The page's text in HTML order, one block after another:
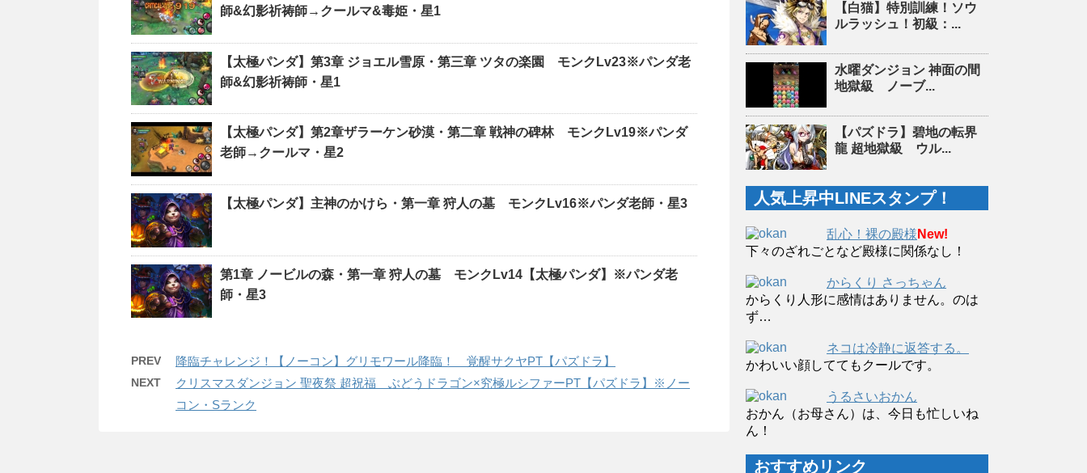
師&幻影祈祷師→クールマ&毒姫・星1
【太極パンダ】第3章 ジョエル雪原・第三章 ツタの楽園 モンクLv23※パンダ老
師&幻影祈祷師・星1
【太極パンダ】第2章ザラーケン砂漠・第二章 戦神の碑林 モンクLv19※パンダ
老師→クールマ・星2
【太極パンダ】主神のかけら・第一章 狩人の墓 モンクLv16※パンダ老師・星3
第1章 ノービルの森・第一章 狩人の墓 モンクLv14【太極パンダ】※パンダ老
師・星3
PREV 降臨チャレンジ！【ノーコン】グリモワール降臨！ 覚醒サクヤPT【パズドラ】
NEXT
クリスマスダンジョン 聖夜祭 超祝福 ぶどうドラゴン×究極ルシファーPT【パズドラ】※ノー
コン・Sランク
【白猫】特別訓練！ソウ
ルラッシュ！初級：...
水曜ダンジョン 神面の間
地獄級 ノーブ...
【パズドラ】碧地の転界
龍 超地獄級 ウル...
人気上昇中LINEスタンプ！
乱心！裸の殿様 New!
下々のざれごとなど殿様に関係なし！
からくり さっちゃん
からくり人形に感情はありません。のは
ず…
ネコは冷静に返答する。
かわいい顔しててもクールです。
うるさいおかん
おかん（お母さん）は、今日も忙しいね
ん！
おすすめリンク